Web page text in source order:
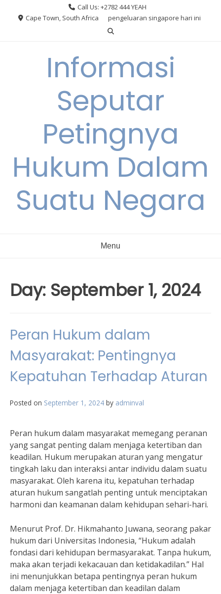
Call Us: +2782 444 YEAH
Cape Town, South Africa
pengeluaran singapore hari ini
Informasi
Seputar
Petingnya
Hukum Dalam
Suatu Negara
Menu
Day: September 1, 2024
Peran Hukum dalam
Masyarakat: Pentingnya
Kepatuhan Terhadap Aturan
Posted on September 1, 2024 by adminval
Peran hukum dalam masyarakat memegang peranan
yang sangat penting dalam menjaga ketertiban dan
keadilan. Hukum merupakan aturan yang mengatur
tingkah laku dan interaksi antar individu dalam suatu
masyarakat. Oleh karena itu, kepatuhan terhadap
aturan hukum sangatlah penting untuk menciptakan
harmoni dan keamanan dalam kehidupan sehari-hari.
Menurut Prof. Dr. Hikmahanto Juwana, seorang pakar
hukum dari Universitas Indonesia, “Hukum adalah
fondasi dari kehidupan bermasyarakat. Tanpa hukum,
maka akan terjadi kekacauan dan ketidakadilan.” Hal
ini menunjukkan betapa pentingnya peran hukum
dalam menjaga ketertiban dan keadilan dalam